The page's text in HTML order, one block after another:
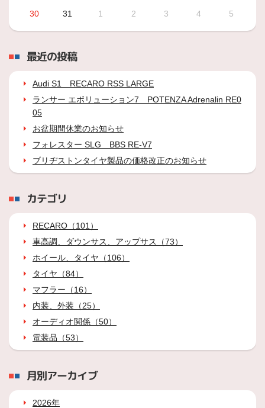
30
31 1 2 3 4 5
最近の投稿
Audi S1 RECARO RSS LARGE
ランサー エボリューション7 POTENZA Adrenalin RE0
05
お盆期間休業のお知らせ
フォレスター SLG BBS RE-V7
ブリヂストンタイヤ製品の価格改正のお知らせ
カテゴリ
RECARO（101）
車高調、ダウンサス、アップサス（73）
ホイール、タイヤ（106）
タイヤ（84）
マフラー（16）
内装、外装（25）
オーディオ関係（50）
電装品（53）
月別アーカイブ
2026年